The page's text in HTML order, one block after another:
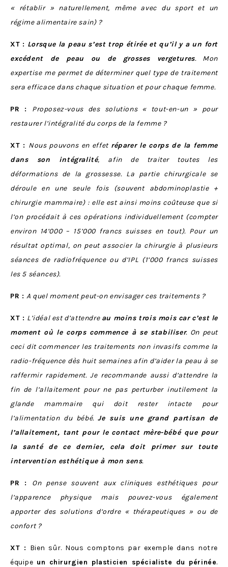
« rétablir » naturellement, même avec du sport et un
régime alimentaire sain) ?
XT : Lorsque la peau s’est trop étirée et qu’il y a un fort
excédent de peau ou de grosses vergetures. Mon
expertise me permet de déterminer quel type de traitement
sera efficace dans chaque situation et pour chaque femme.
PR : Proposez-vous des solutions « tout-en-un » pour
restaurer l’intégralité du corps de la femme ?
XT : Nous pouvons en effet réparer le corps de la femme
dans son intégralité, afin de traiter toutes les
déformations de la grossesse. La partie chirurgicale se
déroule en une seule fois (souvent abdominoplastie +
chirurgie mammaire) : elle est ainsi moins coûteuse que si
l’on procédait à ces opérations individuellement (compter
environ 14’000 – 15’000 francs suisses en tout). Pour un
résultat optimal, on peut associer la chirurgie à plusieurs
séances de radiofréquence ou d’IPL (1’000 francs suisses
les 5 séances).
PR : A quel moment peut-on envisager ces traitements ?
XT : L’idéal est d’attendre au moins trois mois car c’est le
moment où le corps commence à se stabiliser. On peut
ceci dit commencer les traitements non invasifs comme la
radio-fréquence dès huit semaines afin d’aider la peau à se
raffermir rapidement. Je recommande aussi d’attendre la
fin de l’allaitement pour ne pas perturber inutilement la
glande mammaire qui doit rester intacte pour
l’alimentation du bébé.Je suis une grand partisan de
l’allaitement, tant pour le contact mère-bébé que pour
la santé de ce dernier, cela doit primer sur toute
intervention esthétique à mon sens.
PR : On pense souvent aux cliniques esthétiques pour
l’apparence physique mais pouvez-vous également
apporter des solutions d’ordre « thérapeutiques » ou de
confort ?
XT : Bien sûr. Nous comptons par exemple dans notre
équipe un chirurgien plasticien spécialiste du périnée.